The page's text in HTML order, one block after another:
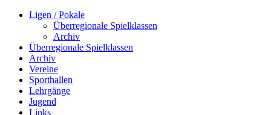
Ligen / Pokale
Überregionale Spielklassen
Archiv
Überregionale Spielklassen
Archiv
Vereine
Sporthallen
Lehrgänge
Jugend
Links